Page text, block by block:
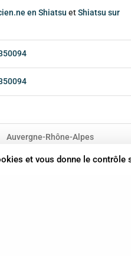
en Shiatsu etShiatsu sur
Auvergne-Rhône-Alpes
En cabinet
et vous donne le contrôle